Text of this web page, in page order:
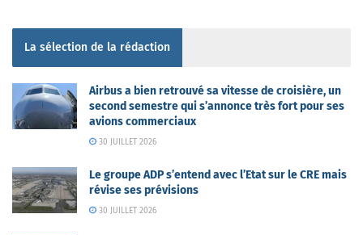
La sélection de la rédaction
Airbus a bien retrouvé sa vitesse de croisière, un
second semestre qui s’annonce très fort pour ses
avions commerciaux
30 JUILLET 2026
Le groupe ADP s’entend avec l’Etat sur le CRE mais
révise ses prévisions
30 JUILLET 2026